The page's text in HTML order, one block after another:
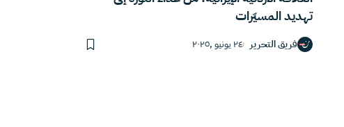
تهديد المسيّرات
فريق التحرير ٢٤ يونيو ,٢٠٢٥